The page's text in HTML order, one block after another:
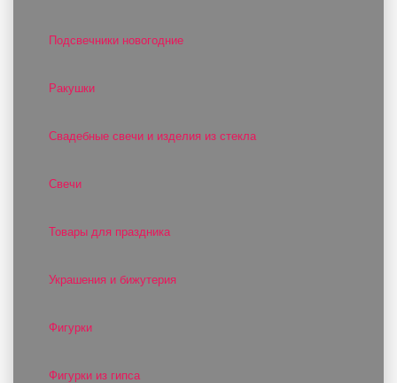
Подсвечники новогодние
Ракушки
Свадебные свечи и изделия из стекла
Свечи
Товары для праздника
Украшения и бижутерия
Фигурки
Фигурки из гипса